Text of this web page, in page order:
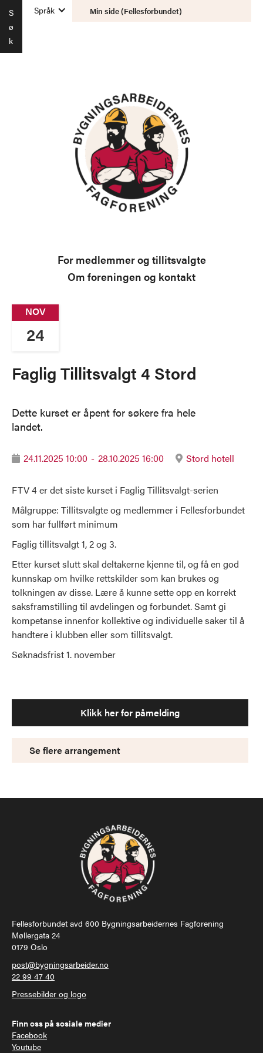
S
ø
k
Språk Min side (Fellesforbundet)
For medlemmer og tillitsvalgte
Om foreningen og kontakt
NOV
24
Faglig Tillitsvalgt 4 Stord
Dette kurset er åpent for søkere fra hele
landet.
 24.11.2025 10:00 - 28.10.2025 16:00  Stord hotell
FTV 4 er det siste kurset i Faglig Tillitsvalgt-serien
Målgruppe: Tillitsvalgte og medlemmer i Fellesforbundet
som har fullført minimum
Faglig tillitsvalgt 1, 2 og 3.
Etter kurset slutt skal deltakerne kjenne til, og få en god
kunnskap om hvilke rettskilder som kan brukes og
tolkningen av disse. Lære å kunne sette opp en korrekt
saksframstilling til avdelingen og forbundet. Samt gi
kompetanse innenfor kollektive og individuelle saker til å
handtere i klubben eller som tillitsvalgt.
Søknadsfrist 1. november
Klikk her for påmelding
Se flere arrangement
Fellesforbundet avd 600 Bygningsarbeidernes Fagforening
Møllergata 24
0179 Oslo
post@bygningsarbeider.no
22 99 47 40
Pressebilder og logo
Finn oss på sosiale medier
Facebook
Youtube